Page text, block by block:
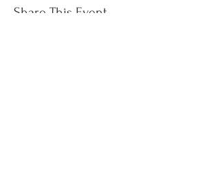
Share This Event